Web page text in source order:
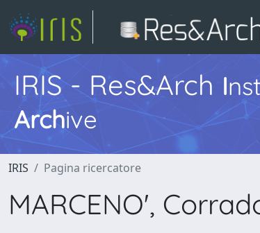
IRIS - Res&Arch I
Archive
IRIS Pagina ricercatore
MARCENO',